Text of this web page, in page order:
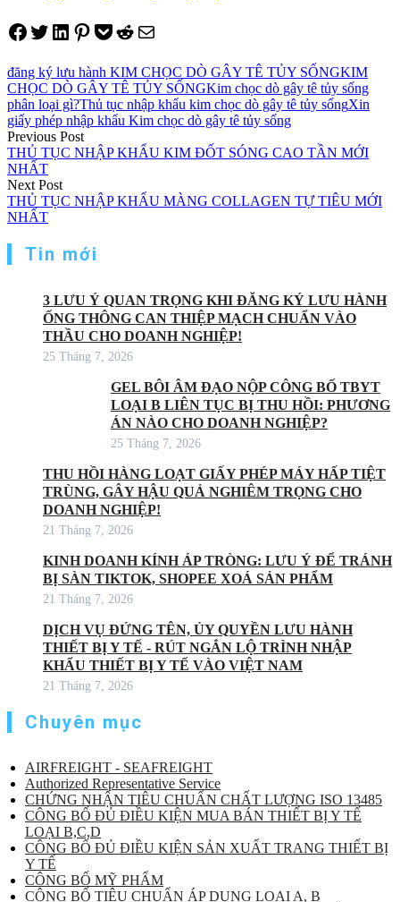
Share on Facebook
Tweet on Twitter
Share on LinkedIn
Pin on Pinterest
Save to pocket
Share on Reddit
Share via Email
đăng ký lưu hành KIM CHỌC DÒ GÂY TÊ TỦY SỐNGKIM
CHỌC DÒ GÂY TÊ TỦY SỐNGKim chọc dò gây tê tủy sống
phân loại gì?Thủ tục nhập khẩu kim chọc dò gây tê tủy sốngXin
giấy phép nhập khẩu Kim chọc dò gây tê tủy sống
Điều
hướng
bài
viết
Previous Post
THỦ TỤC NHẬP KHẨU KIM ĐỐT SÓNG CAO TẦN MỚI
NHẤT
Next Post
THỦ TỤC NHẬP KHẨU MÀNG COLLAGEN TỰ TIÊU MỚI
NHẤT
Tin mới
3 LƯU Ý QUAN TRỌNG KHI ĐĂNG KÝ LƯU HÀNH
ỐNG THÔNG CAN THIỆP MẠCH CHUẨN VÀO
THẦU CHO DOANH NGHIỆP!
25 Tháng 7, 2026
GEL BÔI ÂM ĐẠO NỘP CÔNG BỐ TBYT
LOẠI B LIÊN TỤC BỊ THU HỒI: PHƯƠNG
ÁN NÀO CHO DOANH NGHIỆP?
25 Tháng 7, 2026
THU HỒI HÀNG LOẠT GIẤY PHÉP MÁY HẤP TIỆT
TRÙNG, GÂY HẬU QUẢ NGHIÊM TRỌNG CHO
DOANH NGHIỆP!
21 Tháng 7, 2026
KINH DOANH KÍNH ÁP TRÒNG: LƯU Ý ĐỂ TRÁNH
BỊ SÀN TIKTOK, SHOPEE XOÁ SẢN PHẨM
21 Tháng 7, 2026
DỊCH VỤ ĐỨNG TÊN, ỦY QUYỀN LƯU HÀNH
THIẾT BỊ Y TẾ - RÚT NGẮN LỘ TRÌNH NHẬP
KHẨU THIẾT BỊ Y TẾ VÀO VIỆT NAM
21 Tháng 7, 2026
Chuyên mục
AIRFREIGHT - SEAFREIGHT
Authorized Representative Service
CHỨNG NHẬN TIÊU CHUẨN CHẤT LƯỢNG ISO 13485
CÔNG BỐ ĐỦ ĐIỀU KIỆN MUA BÁN THIẾT BỊ Y TẾ
LOẠI B,C,D
CÔNG BỐ ĐỦ ĐIỀU KIỆN SẢN XUẤT TRANG THIẾT BỊ
Y TẾ
CÔNG BỐ MỸ PHẨM
CÔNG BỐ TIÊU CHUẨN ÁP DỤNG LOẠI A, B